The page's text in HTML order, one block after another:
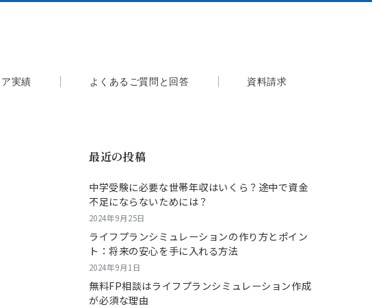
ア実績 よくあるご質問と回答 資料請求
最近の投稿
中学受験に必要な世帯年収はいくら？途中で資金
不足にならないためには？
2024年9月25日
ライフプランシミュレーションの作り方とポイン
ト：将来の安心を手に入れる方法
2024年9月1日
無料FP相談はライフプランシミュレーション作成
が必須な理由